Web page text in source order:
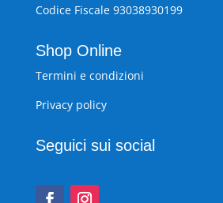
Codice Fiscale 93038930199
Shop Online
Termini e condizioni
Privacy policy
Seguici sui social